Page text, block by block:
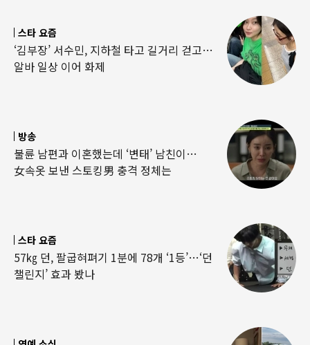
스타 요즘
‘김부장’ 서수민, 지하철 타고 길거리 걷고…
알바 일상 이어 화제
방송
불륜 남편과 이혼했는데 ‘변태’ 남친이…
女속옷 보낸 스토킹男 충격 정체는
스타 요즘
57㎏ 던, 팔굽혀펴기 1분에 78개 ‘1등’…‘던
챌린지’ 효과 봤나